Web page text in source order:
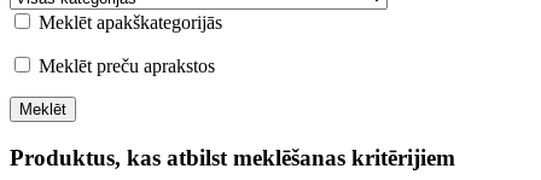
Meklēt apakškategorijās
Meklēt preču aprakstos
Produktus, kas atbilst meklēšanas kritērijiem